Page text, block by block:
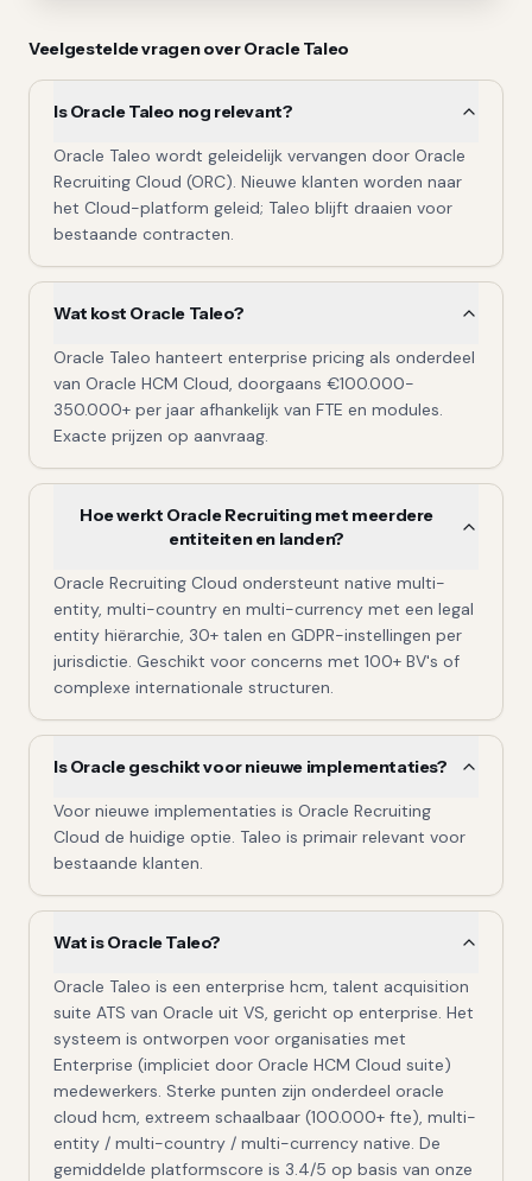
Veelgestelde vragen overOracle Taleo
Is Oracle Taleo nog relevant?
Oracle Taleo wordt geleidelijk vervangen door Oracle
Recruiting Cloud (ORC). Nieuwe klanten worden naar
het Cloud-platform geleid; Taleo blijft draaien voor
bestaande contracten.
Wat kost Oracle Taleo?
Oracle Taleo hanteert enterprise pricing als onderdeel
van Oracle HCM Cloud, doorgaans €100.000-
350.000+ per jaar afhankelijk van FTE en modules.
Exacte prijzen op aanvraag.
Hoe werkt Oracle Recruiting met meerdere
entiteiten en landen?
Oracle Recruiting Cloud ondersteunt native multi-
entity, multi-country en multi-currency met een legal
entity hiërarchie, 30+ talen en GDPR-instellingen per
jurisdictie. Geschikt voor concerns met 100+ BV's of
complexe internationale structuren.
Is Oracle geschikt voor nieuwe implementaties?
Voor nieuwe implementaties is Oracle Recruiting
Cloud de huidige optie. Taleo is primair relevant voor
bestaande klanten.
Wat is Oracle Taleo?
Oracle Taleo is een enterprise hcm, talent acquisition
suite ATS van Oracle uit VS, gericht op enterprise. Het
systeem is ontworpen voor organisaties met
Enterprise (impliciet door Oracle HCM Cloud suite)
medewerkers. Sterke punten zijn onderdeel oracle
cloud hcm, extreem schaalbaar (100.000+ fte), multi-
entity / multi-country / multi-currency native. De
gemiddelde platformscore is 3.4/5 op basis van onze